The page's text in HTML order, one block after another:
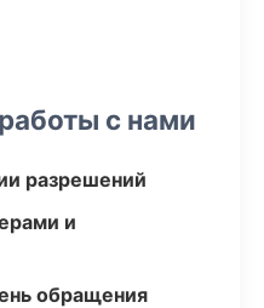
с нами
разрешений
и
обращения